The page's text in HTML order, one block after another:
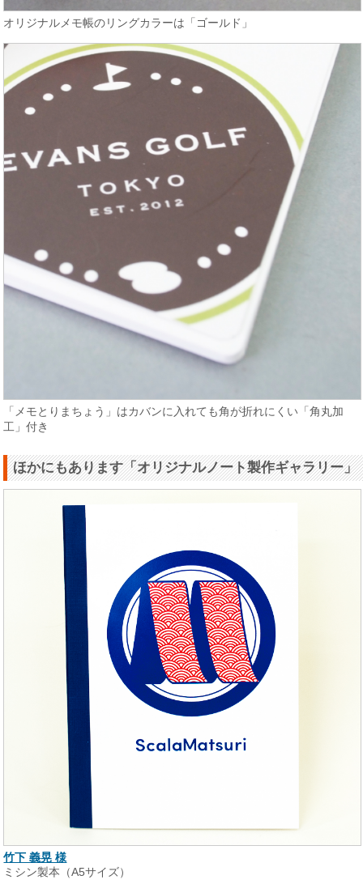
オリジナルメモ帳のリングカラーは「ゴールド」
「メモとりまちょう」はカバンに入れても角が折れにくい「角丸加
工」付き
ほかにもあります「オリジナルノート製作ギャラリー」
竹下 義晃 様
ミシン製本（A5サイズ）